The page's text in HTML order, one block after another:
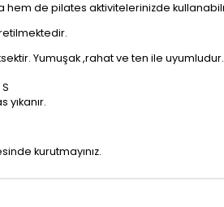
hem de pilates aktivitelerinizde
Yumuşak ,rahat ve ten ile uyumludur.
yıkanır.
kurutmayınız.